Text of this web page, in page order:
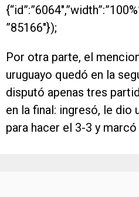
”85166″});
Por otra parte, el
uruguayo quedó en la
disputó apenas tres
en la final: ingresó, le dio
para hacer el 3-3 y